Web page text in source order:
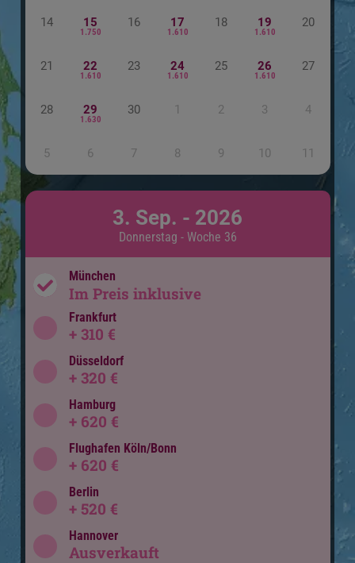
14 15
1.750
16 17
1.610
18 19
1.610
20
21 22
1.610
23 24
1.610
25 26
1.610
27
28 29
1.630
30 1 2 3 4
5 6 7 8 9 10 11
3. Sep. - 2026
Donnerstag - Woche 36
München
Im Preis inklusive
Frankfurt
+ 310 €
Düsseldorf
+ 320 €
Hamburg
+ 620 €
Flughafen Köln/Bonn
+ 620 €
Berlin
+ 520 €
Hannover
Ausverkauft